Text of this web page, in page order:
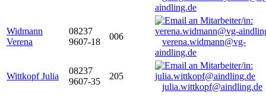
aindling.de
Widmann
Verena
08237
9607-18
006
verena.widmann@vg-
aindling.de
Wittkopf Julia
08237
9607-35
205
julia.wittkopf@aindling.de